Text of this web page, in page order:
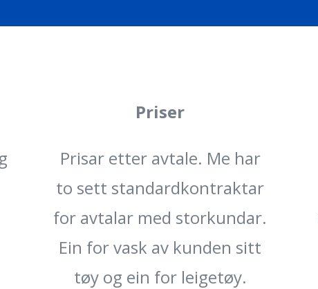
Priser
Prisar etter avtale. Me har
to sett standardkontraktar
for avtalar med storkundar.
Ein for vask av kunden sitt
tøy og ein for leigetøy.